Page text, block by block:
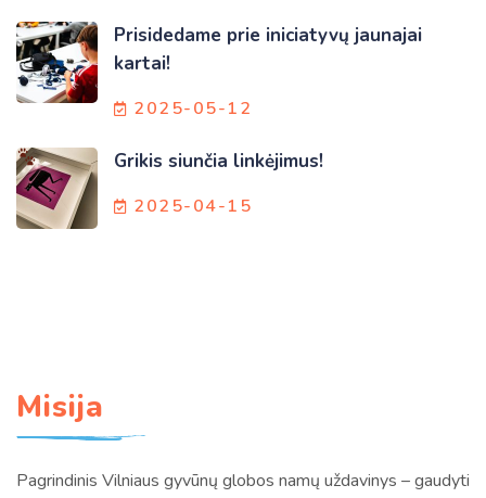
Prisidedame prie iniciatyvų jaunajai
kartai!
2025-05-12
Grikis siunčia linkėjimus!
2025-04-15
Misija
Pagrindinis Vilniaus gyvūnų globos namų uždavinys – gaudyti